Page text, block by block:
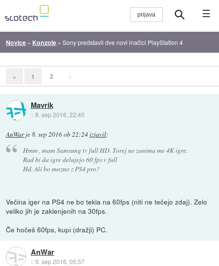
☰
Novice » Konzole »Sony predstavil dve novi inačici PlayStation 4
« 1 2 »
Mavrik
::8. sep 2016, 22:40
AnWarje8. sep 2016 ob 22:24izjavil:
Hmm , mam Samsung tv full HD. Torej ne zanima me 4K igre.
Rad bi da igre delujejo 60 fps v full
Hd. Ali bo mozno z PS4 pro?
Večina iger na PS4 ne bo tekla na 60fps (niti ne tečejo zdaj). Zelo
veliko jih je zaklenjenih na 30fps.
Če hočeš 60fps, kupi (dražji) PC.
AnWar
::9. sep 2016, 05:57